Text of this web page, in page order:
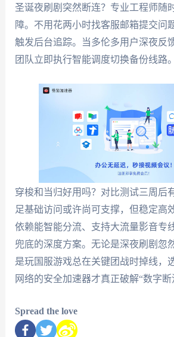
圣诞夜刷剧突然断连？专业工程师随
障。不用花两小时找客服邮箱提交问
触发后台追踪。当多伦多用户深夜反
团队立即执行智能调度切换备份线路。
穿梭和当归好用吗？对比测试三周后
足基础访问或许尚可支撑，但稳定高
依赖能智能分流、支持大流量影音专
兜底的深度方案。无论是深夜刷剧忽
是玩国服游戏总在关键团战时掉线，
网络的安全加速器才真正破解“数字断
Spread the love